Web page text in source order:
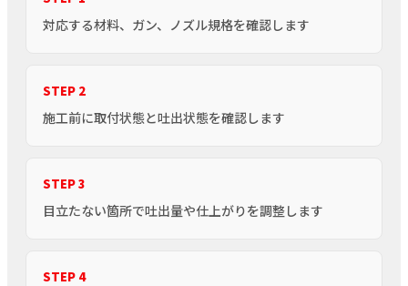
対応する材料、ガン、ノズル規格を確認します
STEP 2
施工前に取付状態と吐出状態を確認します
STEP 3
目立たない箇所で吐出量や仕上がりを調整します
STEP 4